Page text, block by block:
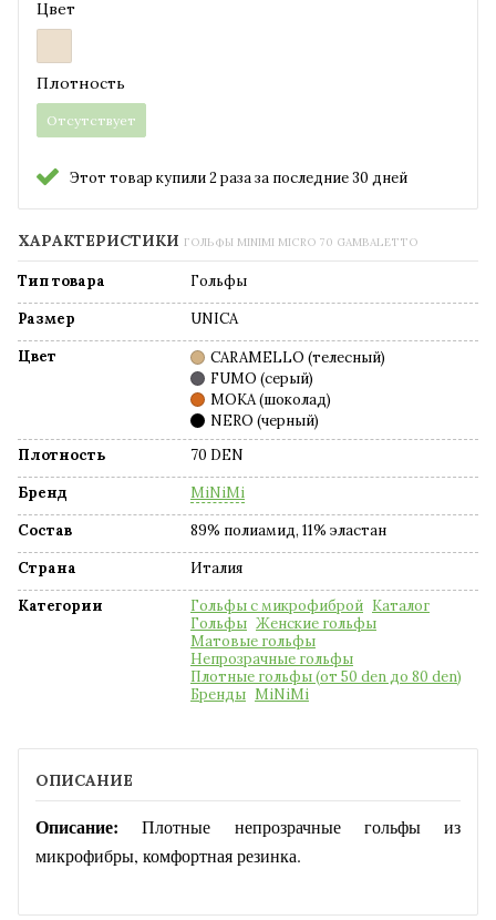
Цвет
Плотность
Отсутствует
Этот товар купили 2 раза за последние 30 дней
ХАРАКТЕРИСТИКИ ГОЛЬФЫ MINIMI MICRO 70 GAMBALETTO
Тип товара
Гольфы
Размер
UNICA
Цвет
CARAMELLO (телесный)
FUMO (серый)
MOKA (шоколад)
NERO (черный)
Плотность
70 DEN
Бренд
MiNiMi
Состав
89% полиамид, 11% эластан
Страна
Италия
Категории
Гольфы с микрофиброй Каталог
Гольфы Женские гольфы
Матовые гольфы
Непрозрачные гольфы
Плотные гольфы (от 50 den до 80 den)
Бренды MiNiMi
ОПИСАНИЕ
Описание:Плотные непрозрачные гольфы из
микрофибры, комфортная резинка.